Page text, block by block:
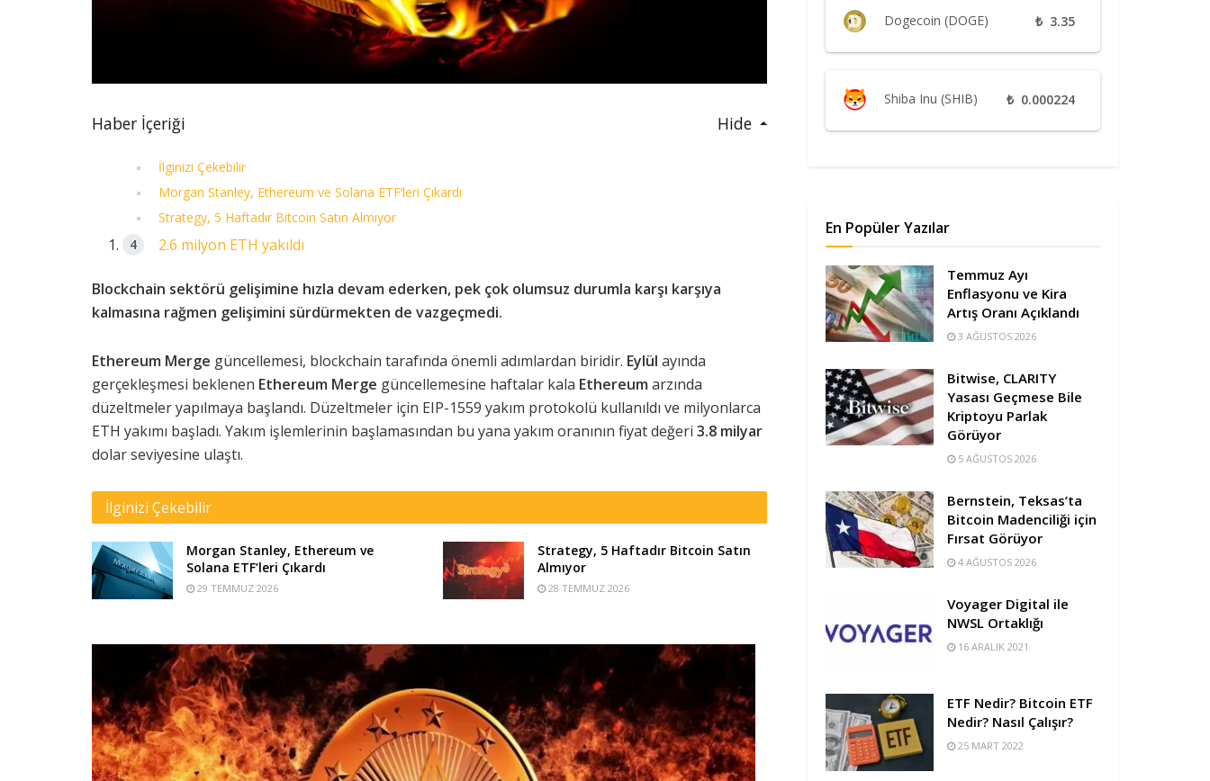
Haber İçeriği Hide
İlginizi Çekebilir
Morgan Stanley, Ethereum ve Solana ETF’leri Çıkardı
Strategy, 5 Haftadır Bitcoin Satın Almıyor
2.6 milyon ETH yakıldı
Blockchain sektörü gelişimine hızla devam ederken, pek çok olumsuz durumla karşı karşıya
kalmasına rağmen gelişimini sürdürmekten de vazgeçmedi.
Ethereum Merge güncellemesi, blockchain tarafında önemli adımlardan biridir. Eylül ayında
gerçekleşmesi beklenen Ethereum Merge güncellemesine haftalar kala Ethereum arzında
düzeltmeler yapılmaya başlandı. Düzeltmeler için EIP-1559 yakım protokolü kullanıldı ve milyonlarca
ETH yakımı başladı. Yakım işlemlerinin başlamasından bu yana yakım oranının fiyat değeri 3.8 milyar
dolar seviyesine ulaştı.
İlginizi Çekebilir
Morgan Stanley, Ethereum ve
Solana ETF’leri Çıkardı
29 TEMMUZ 2026
Strategy, 5 Haftadır Bitcoin Satın
Almıyor
28 TEMMUZ 2026
Dogecoin (DOGE) ₺ 3.35
Shiba Inu (SHIB) ₺ 0.000224
En Popüler Yazılar
Temmuz Ayı
Enflasyonu ve Kira
Artış Oranı Açıklandı
3 AĞUSTOS 2026
Bitwise, CLARITY
Yasası Geçmese Bile
Kriptoyu Parlak
Görüyor
5 AĞUSTOS 2026
Bernstein, Teksas’ta
Bitcoin Madenciliği için
Fırsat Görüyor
4 AĞUSTOS 2026
Voyager Digital ile
NWSL Ortaklığı
16 ARALIK 2021
ETF Nedir? Bitcoin ETF
Nedir? Nasıl Çalışır?
25 MART 2022